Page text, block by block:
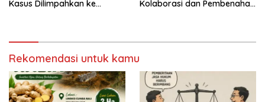
Kasus Dilimpahkan ke
Kolaborasi dan Pembenahan
Rekomendasi untuk kamu